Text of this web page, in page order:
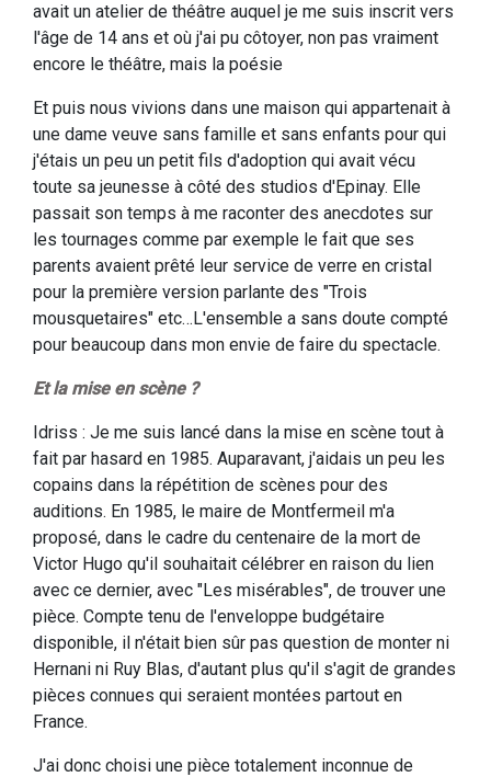
avait un atelier de théâtre auquel je me suis inscrit vers
l'âge de 14 ans et où j'ai pu côtoyer, non pas vraiment
encore le théâtre, mais la poésie
Et puis nous vivions dans une maison qui appartenait à
une dame veuve sans famille et sans enfants pour qui
j'étais un peu un petit fils d'adoption qui avait vécu
toute sa jeunesse à côté des studios d'Epinay. Elle
passait son temps à me raconter des anecdotes sur
les tournages comme par exemple le fait que ses
parents avaient prêté leur service de verre en cristal
pour la première version parlante des "Trois
mousquetaires" etc…L'ensemble a sans doute compté
pour beaucoup dans mon envie de faire du spectacle.
Et la mise en scène ?
Idriss : Je me suis lancé dans la mise en scène tout à
fait par hasard en 1985. Auparavant, j'aidais un peu les
copains dans la répétition de scènes pour des
auditions. En 1985, le maire de Montfermeil m'a
proposé, dans le cadre du centenaire de la mort de
Victor Hugo qu'il souhaitait célébrer en raison du lien
avec ce dernier, avec "Les misérables", de trouver une
pièce. Compte tenu de l'enveloppe budgétaire
disponible, il n'était bien sûr pas question de monter ni
Hernani ni Ruy Blas, d'autant plus qu'il s'agit de grandes
pièces connues qui seraient montées partout en
France.
J'ai donc choisi une pièce totalement inconnue de